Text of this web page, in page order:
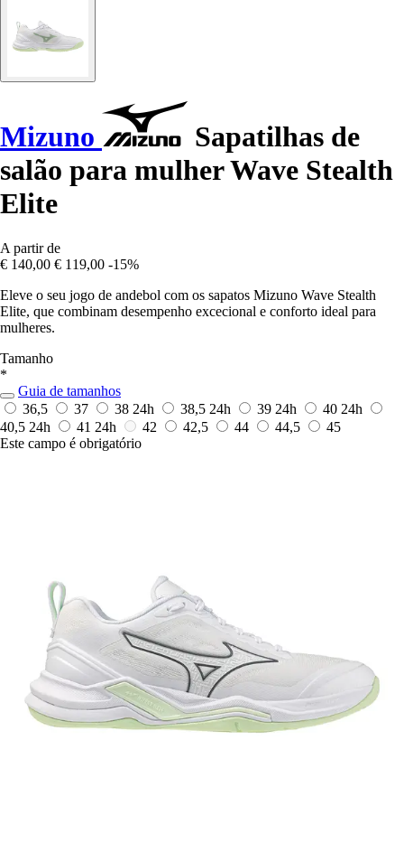
Mizuno
Sapatilhas de
salão para mulher Wave Stealth
Elite
A partir de
€ 140,00 € 119,00 -15%
Eleve o seu jogo de andebol com os sapatos Mizuno Wave Stealth
Elite, que combinam desempenho excecional e conforto ideal para
mulheres.
Tamanho
*
Guia de tamanhos
36,5
37 38 24h 38,5 24h 39 24h 40 24h
40,5 24h 41 24h 42 42,5 44 44,5
45
Este campo é obrigatório